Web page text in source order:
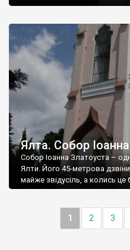
Ялта. Собор
Собор Іоанна Златоуста –
Ялти. Його 45-метрова
майже звідусіль, а колись це
1 2 3